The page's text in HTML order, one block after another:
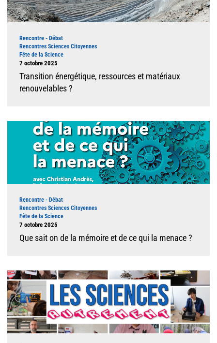
Type d'événement
Rencontre - Débat
Rencontres Sciences Citoyennes
Fête de la Science
Dates
7 octobre 2025
Transition énergétique, ressources et matériaux
renouvelables ?
Illustration
Type d'événement
Rencontre - Débat
Rencontres Sciences Citoyennes
Fête de la Science
Dates
7 octobre 2025
Que sait on de la mémoire et de ce qui la menace ?
Illustration